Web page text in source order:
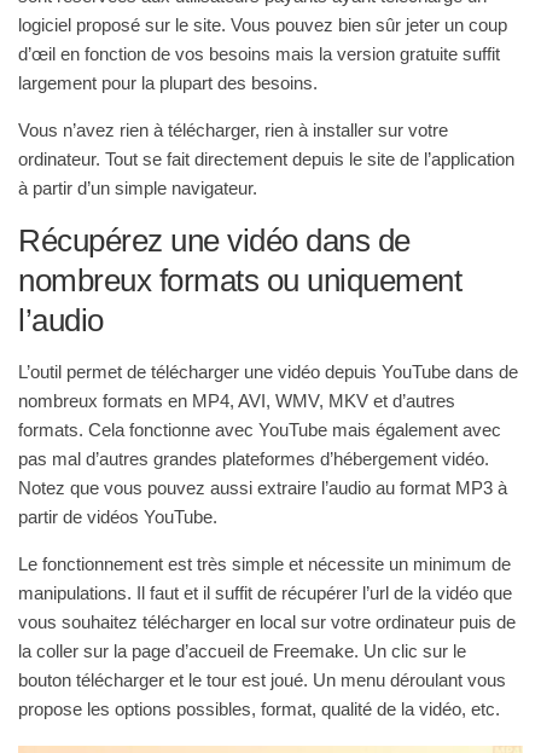
logiciel proposé sur le site. Vous pouvez bien sûr jeter un coup
d’œil en fonction de vos besoins mais la version gratuite suffit
largement pour la plupart des besoins.
Vous n’avez rien à télécharger, rien à installer sur votre
ordinateur. Tout se fait directement depuis le site de l’application
à partir d’un simple navigateur.
Récupérez une vidéo dans de
nombreux formats ou uniquement
l’audio
L’outil permet de télécharger une vidéo depuis YouTube dans de
nombreux formats en MP4, AVI, WMV, MKV et d’autres
formats. Cela fonctionne avec YouTube mais également avec
pas mal d’autres grandes plateformes d’hébergement vidéo.
Notez que vous pouvez aussi extraire l’audio au format MP3 à
partir de vidéos YouTube.
Le fonctionnement est très simple et nécessite un minimum de
manipulations. Il faut et il suffit de récupérer l’url de la vidéo que
vous souhaitez télécharger en local sur votre ordinateur puis de
la coller sur la page d’accueil de Freemake. Un clic sur le
bouton télécharger et le tour est joué. Un menu déroulant vous
propose les options possibles, format, qualité de la vidéo, etc.